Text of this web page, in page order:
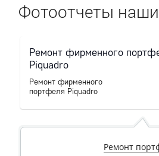
Фотоотчеты
Ремонт фирменного
Piquadro
Ремонт фирменного
портфеля Piquadro
Ремонт